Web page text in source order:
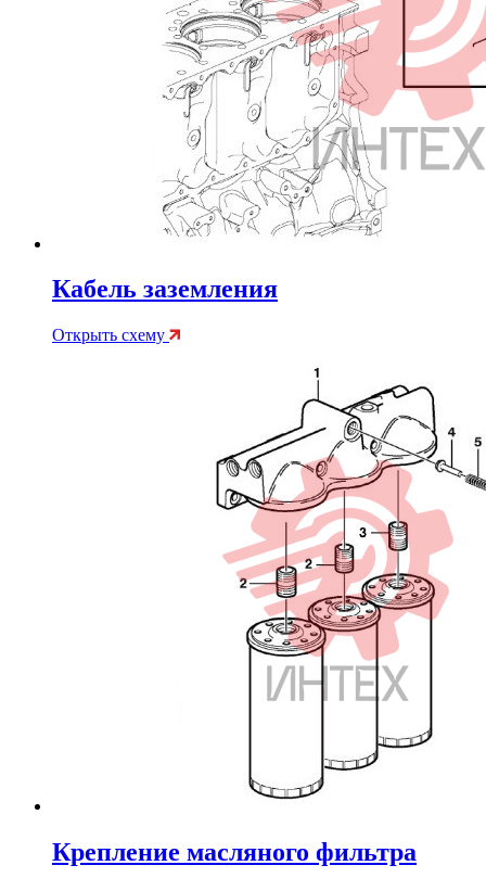
Кабель заземления
Открыть схему
Крепление масляного фильтра